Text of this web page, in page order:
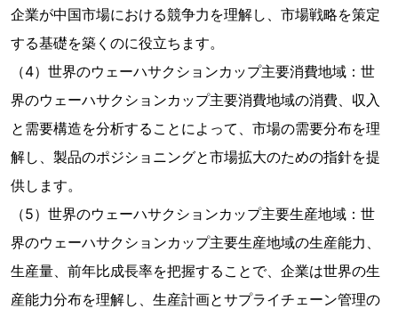
企業が中国市場における競争力を理解し、市場戦略を策定
する基礎を築くのに役立ちます。
（4）世界のウェーハサクションカップ主要消費地域：世
界のウェーハサクションカップ主要消費地域の消費、収入
と需要構造を分析することによって、市場の需要分布を理
解し、製品のポジショニングと市場拡大のための指針を提
供します。
（5）世界のウェーハサクションカップ主要生産地域：世
界のウェーハサクションカップ主要生産地域の生産能力、
生産量、前年比成長率を把握することで、企業は世界の生
産能力分布を理解し、生産計画とサプライチェーン管理の